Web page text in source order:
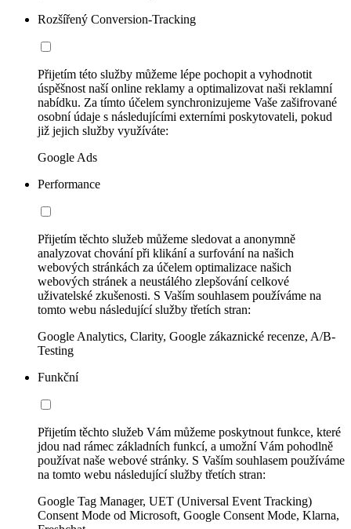
Rozšířený Conversion-Tracking
Přijetím této služby můžeme lépe pochopit a vyhodnotit
úspěšnost naší online reklamy a optimalizovat naši reklamní
nabídku. Za tímto účelem synchronizujeme Vaše zašifrované
osobní údaje s následujícími externími poskytovateli, pokud
již jejich služby využíváte:
Google Ads
Performance
Přijetím těchto služeb můžeme sledovat a anonymně
analyzovat chování při klikání a surfování na našich
webových stránkách za účelem optimalizace našich
webových stránek a neustálého zlepšování celkové
uživatelské zkušenosti. S Vaším souhlasem používáme na
tomto webu následující služby třetích stran:
Google Analytics, Clarity, Google zákaznické recenze, A/B-
Testing
Funkční
Přijetím těchto služeb Vám můžeme poskytnout funkce, které
jdou nad rámec základních funkcí, a umožní Vám pohodlně
používat naše webové stránky. S Vaším souhlasem používáme
na tomto webu následující služby třetích stran:
Google Tag Manager, UET (Universal Event Tracking)
Consent Mode od Microsoft, Google Consent Mode, Klarna,